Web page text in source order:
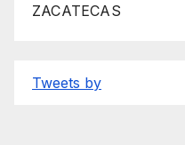
ZACATECAS
Tweets by